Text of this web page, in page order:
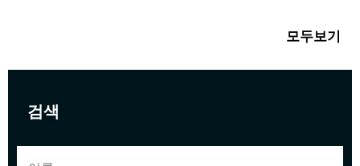
검색
모두보기